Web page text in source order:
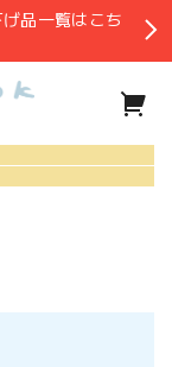
品一覧はこち